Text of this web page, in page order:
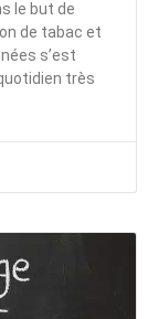
le but de
de tabac et
s’est
très